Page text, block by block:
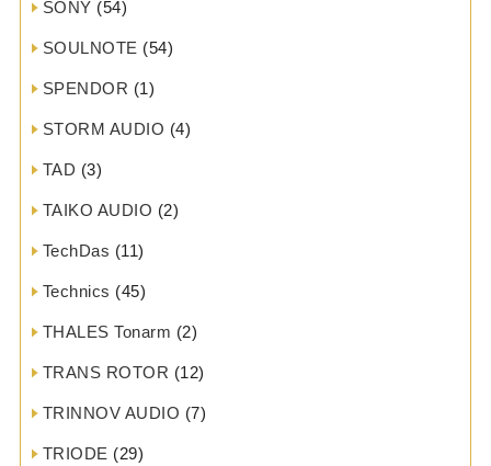
SONY (54)
SOULNOTE (54)
SPENDOR (1)
STORM AUDIO (4)
TAD (3)
TAIKO AUDIO (2)
TechDas (11)
Technics (45)
THALES Tonarm (2)
TRANS ROTOR (12)
TRINNOV AUDIO (7)
TRIODE (29)